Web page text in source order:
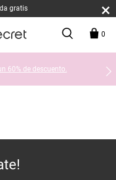
gratis
0
60% de descuento.